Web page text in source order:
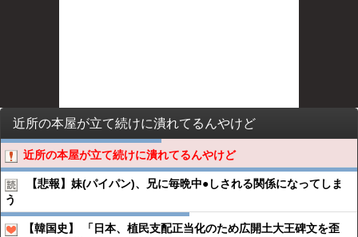
近所の本屋が立て続けに潰れてるんやけど
近所の本屋が立て続けに潰れてるんやけど
【悲報】妹(パイパン)、兄に毎晩中●︎しされる関係になってしま
う
【韓国史】 「日本、植民支配正当化のため広開土大王碑文を歪